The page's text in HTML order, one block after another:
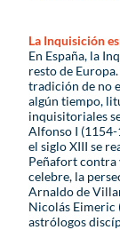
La Inquisición
En España, la
resto de
tradición de no
algún tiempo,
inquisitoriales
Alfonso I (1154-
el siglo XIII se
Peñafort contra
celebre, la
Arnaldo de
Nicolás Eimeric
astrólogos